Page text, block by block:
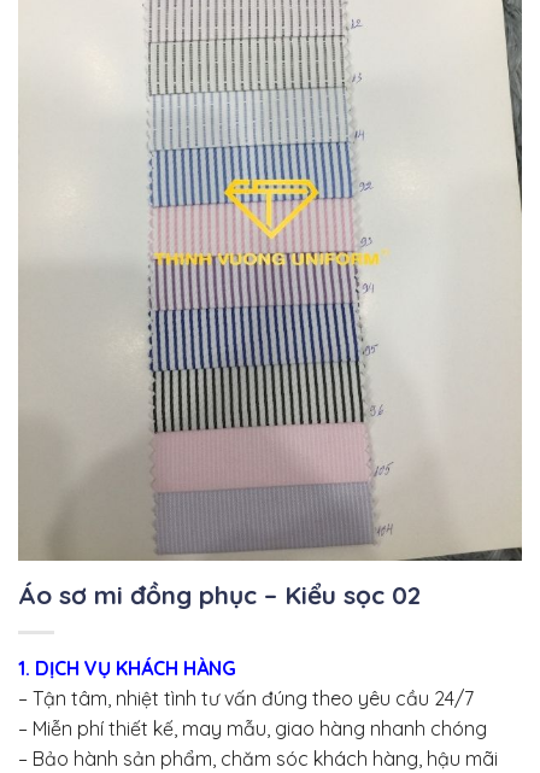
Áo sơ mi đồng phục – Kiểu sọc 02
1. DỊCH VỤ KHÁCH HÀNG
– Tận tâm, nhiệt tình tư vấn đúng theo yêu cầu 24/7
– Miễn phí thiết kế, may mẫu, giao hàng nhanh chóng
– Bảo hành sản phẩm, chăm sóc khách hàng, hậu mãi